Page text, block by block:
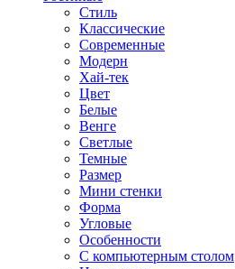
Стиль
Классические
Современные
Модерн
Хай-тек
Цвет
Белые
Венге
Светлые
Темные
Размер
Мини стенки
Форма
Угловые
Особенности
С компьютерным столом